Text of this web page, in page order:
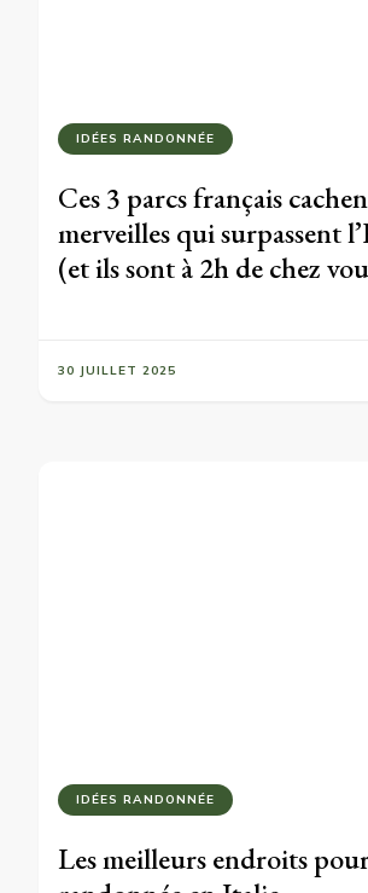
IDÉES RANDONNÉE
Ces 3 parcs français
merveilles qui surpassent
(et ils sont à 2h de chez
30 JUILLET 2025
IDÉES RANDONNÉE
Les meilleurs endroits